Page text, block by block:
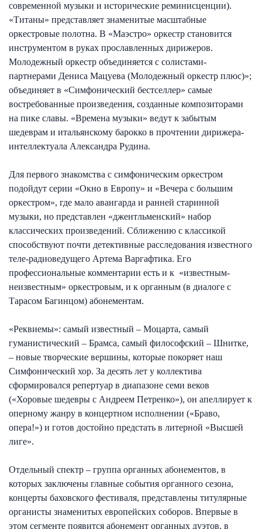
современной музыки и исторические реминисценции).
«Титаны» представляет знаменитые масштабные
оркестровые полотна. В «Маэстро» оркестр становится
инструментом в руках прославленных дирижеров.
Молодежный оркестр объединяется с солистами-
партнерами Дениса Мацуева (Молодежный оркестр плюс)»;
объединяет в «Симфонический бестселлер» самые
востребованные произведения, созданные композиторами
на пике славы. «Времена музыки» ведут к забытым
шедеврам и итальянскому барокко в прочтении дирижера-
интеллектуала Александра Рудина.
Для первого знакомства с симфоническим оркестром
подойдут серии «Окно в Европу» и «Вечера с большим
оркестром», где мало авангарда и ранней старинной
музыки, но представлен «джентльменский» набор
классических произведений. Сближению с классикой
способствуют почти детективные расследования известного
теле-радиоведущего Артема Варгафтика. Его
профессиональные комментарии есть и к «известным-
неизвестным» оркестровым, и к органным (в диалоге с
Тарасом Багинцом) абонементам.
«Реквиемы»: самый известный – Моцарта, самый
гуманистический – Брамса, самый философский – Шнитке,
– новые творческие вершины, которые покоряет наш
Симфонический хор. За десять лет у коллектива
сформировался репертуар в диапазоне семи веков
(«Хоровые шедевры с Андреем Петренко»), он апеллирует к
оперному жанру в концертном исполнении («Браво,
опера!») и готов достойно предстать в литерной «Высшей
лиге».
Отдельный спектр – группа органных абонементов, в
которых заключены главные события органного сезона,
концерты баховского фестиваля, представлены титулярные
органисты знаменитых европейских соборов. Впервые в
этом сегменте появится абонемент органных дуэтов, в